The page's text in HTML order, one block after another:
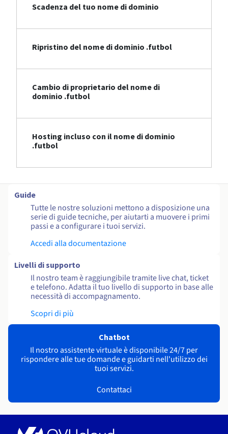
Scadenza del tuo nome di dominio
Ripristino del nome di dominio .futbol
Cambio di proprietario del nome di
dominio .futbol
Hosting incluso con il nome di dominio
.futbol
Guide
Tutte le nostre soluzioni mettono a disposizione una
serie di guide tecniche, per aiutarti a muovere i primi
passi e a configurare i tuoi servizi.
Accedi alla documentazione
Livelli di supporto
Il nostro team è raggiungibile tramite live chat, ticket
e telefono. Adatta il tuo livello di supporto in base alle
necessità di accompagnamento.
Scopri di più
Chatbot
Il nostro assistente virtuale è disponibile 24/7 per
rispondere alle tue domande e guidarti nell'utilizzo dei
tuoi servizi.
Contattaci